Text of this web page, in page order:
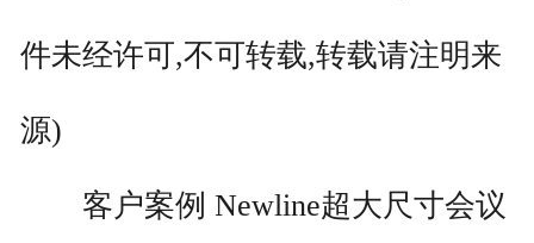
件未经许可,不可转载,转载请注明来
源)
客户案例 Newline超大尺寸会议